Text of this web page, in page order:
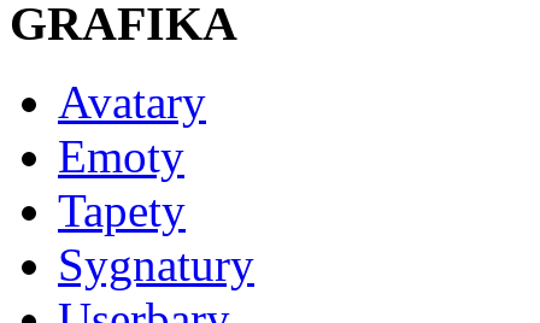
GRAFIKA
Avatary
Emoty
Tapety
Sygnatury